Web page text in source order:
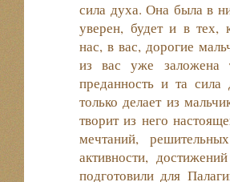
сила духа. Она была в
уверен, будет и в тех,
нас, в вас, дорогие
из вас уже заложена
преданность и та сила
только делает из
творит из него
мечтаний,
активности,
подготовили для